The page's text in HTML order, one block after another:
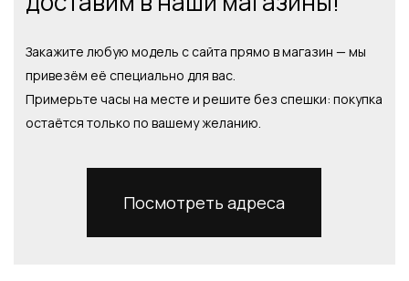
Закажите любую модель с сайта прямо в магазин — мы
привезём её специально для вас.
Примерьте часы на месте и решите без спешки: покупка
остаётся только по вашему желанию.
Посмотреть адреса